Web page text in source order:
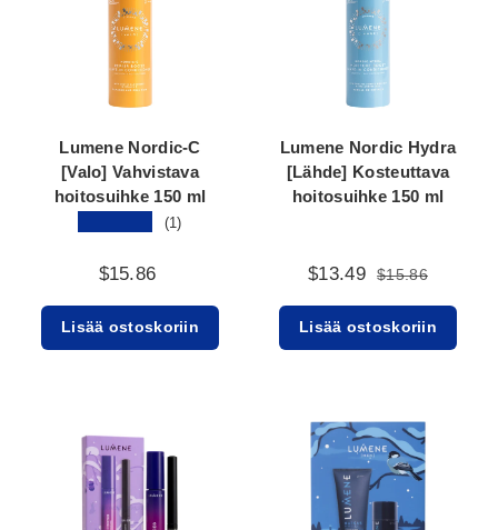
Lumene Nordic-C
[Valo] Vahvistava
hoitosuihke 150 ml
(1)
$15.86
Lisää ostoskoriin
Lumene Nordic Hydra
[Lähde] Kosteuttava
hoitosuihke 150 ml
$13.49 $15.86
Lisää ostoskoriin